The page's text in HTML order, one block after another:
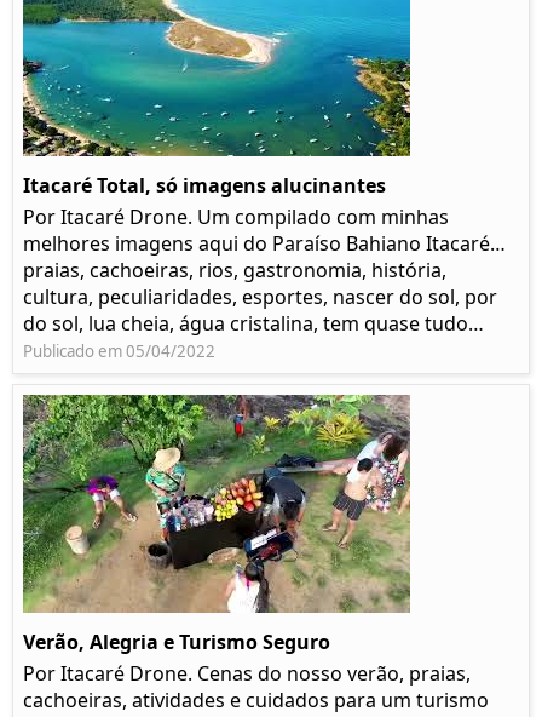
Itacaré Total, só imagens alucinantes
Por Itacaré Drone. Um compilado com minhas
melhores imagens aqui do Paraíso Bahiano Itacaré…
praias, cachoeiras, rios, gastronomia, história,
cultura, peculiaridades, esportes, nascer do sol, por
do sol, lua cheia, água cristalina, tem quase tudo…
Publicado em 05/04/2022
Verão, Alegria e Turismo Seguro
Por Itacaré Drone. Cenas do nosso verão, praias,
cachoeiras, atividades e cuidados para um turismo